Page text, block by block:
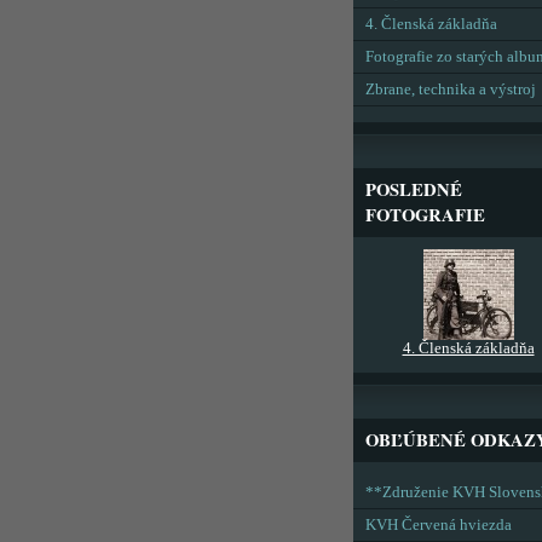
4. Členská základňa
Fotografie zo starých
Zbrane, technika a výstroj
POSLEDNÉ
FOTOGRAFIE
4. Členská základňa
OBĽÚBENÉ
**Združenie KVH
KVH Červená hviezda